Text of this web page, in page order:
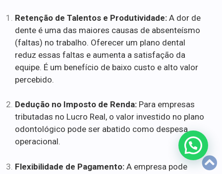
Retenção de Talentos e Produtividade: A dor de
dente é uma das maiores causas de absenteísmo
(faltas) no trabalho. Oferecer um plano dental
reduz essas faltas e aumenta a satisfação da
equipe. É um benefício de baixo custo e alto valor
percebido.
Dedução no Imposto de Renda: Para empresas
tributadas no Lucro Real, o valor investido no plano
odontológico pode ser abatido como despesa
operacional.
Flexibilidade de Pagamento: A empresa pode